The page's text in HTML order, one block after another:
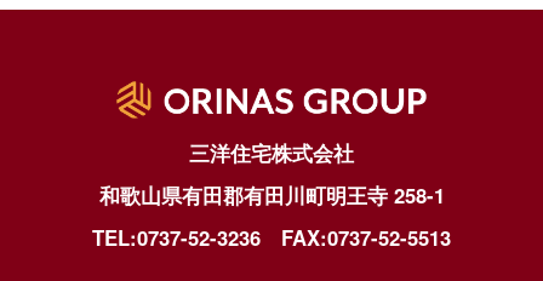
三洋住宅株式会社
和歌山県有田郡有田川町明王寺 258-1
TEL:0737-52-3236 FAX:0737-52-5513